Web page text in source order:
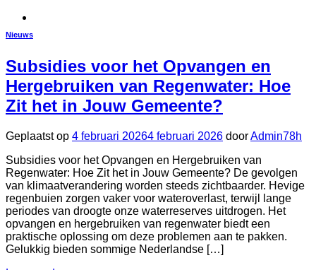
Nieuws
Subsidies voor het Opvangen en
Hergebruiken van Regenwater: Hoe
Zit het in Jouw Gemeente?
Geplaatst op 4 februari 20264 februari 2026 doorAdmin78h
Subsidies voor het Opvangen en Hergebruiken van
Regenwater: Hoe Zit het in Jouw Gemeente? De gevolgen
van klimaatverandering worden steeds zichtbaarder. Hevige
regenbuien zorgen vaker voor wateroverlast, terwijl lange
periodes van droogte onze waterreserves uitdrogen. Het
opvangen en hergebruiken van regenwater biedt een
praktische oplossing om deze problemen aan te pakken.
Gelukkig bieden sommige Nederlandse […]